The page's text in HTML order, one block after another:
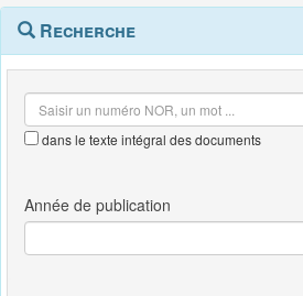
Navigation
outils
Menu
contextuel
Recherche
dans le texte intégral des documents